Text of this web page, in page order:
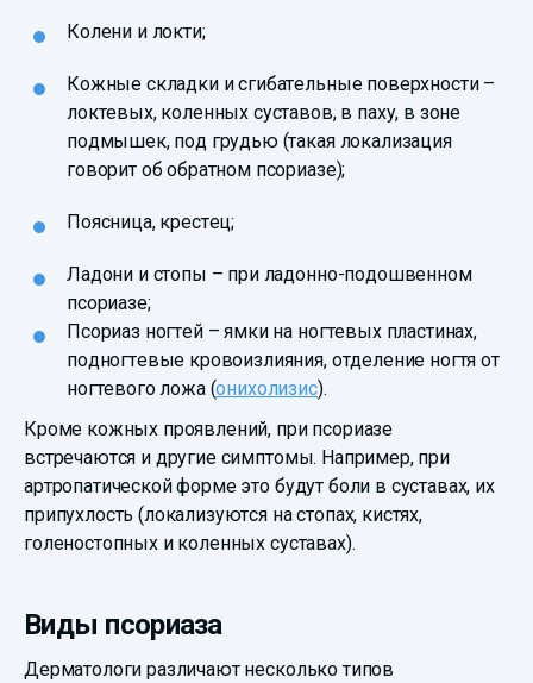
Колени и локти;
Кожные складки и сгибательные поверхности –
локтевых, коленных суставов, в паху, в зоне
подмышек, под грудью (такая локализация
говорит об обратном псориазе);
Поясница, крестец;
Ладони и стопы – при ладонно-подошвенном
псориазе;
Псориаз ногтей – ямки на ногтевых пластинах,
подногтевые кровоизлияния, отделение ногтя от
ногтевого ложа (онихолизис).
Кроме кожных проявлений, при псориазе
встречаются и другие симптомы. Например, при
артропатической форме это будут боли в суставах, их
припухлость (локализуются на стопах, кистях,
голеностопных и коленных суставах).
Виды псориаза
Дерматологи различают несколько типов